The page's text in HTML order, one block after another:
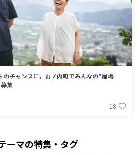
のチャンスに。山ノ内町でみんなの"居場
集
18
ーマの特集・タグ